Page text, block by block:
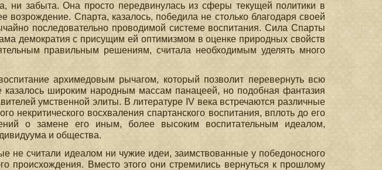
ни забыта. Она просто передвинулась из сферы текущей политики в
возрождение. Спарта, казалось, победила не столько благодаря своей
последовательно проводимой системе воспитания. Сила Спарты
демократия с присущим ей оптимизмом в оценке природных свойств
правильным решениям, считала необходимым уделять много
архимедовым рычагом, который позволит перевернуть всю
казалось широким народным массам панацеей, но подобная фантазия
умственной элиты. В литературе IV века встречаются различные
некритического восхваления спартанского воспитания, вплоть до его
о замене его иным, более высоким воспитательным идеалом,
и общества.
не считали идеалом ни чужие идеи, заимствованные у победоносного
происхождения. Вместо этого они стремились вернуться к прошлому